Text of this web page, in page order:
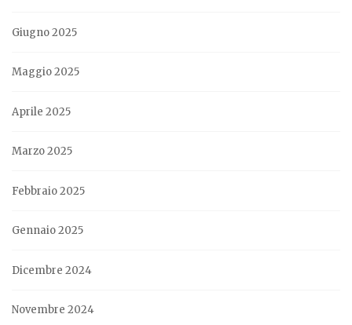
Giugno 2025
Maggio 2025
Aprile 2025
Marzo 2025
Febbraio 2025
Gennaio 2025
Dicembre 2024
Novembre 2024